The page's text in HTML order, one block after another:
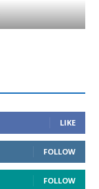
LIKE
FOLLOW
FOLLOW